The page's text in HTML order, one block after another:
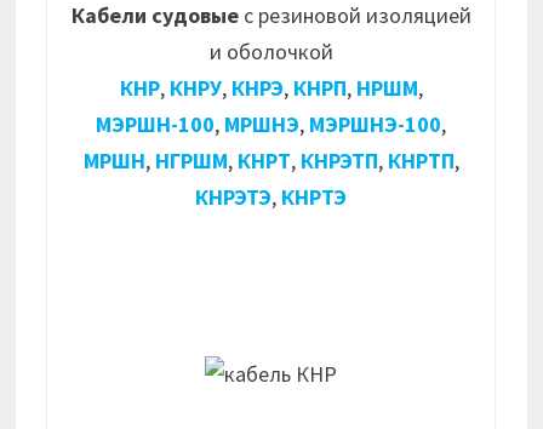
Кабели судовыес резиновой изоляцией
и оболочкой
КНР, КНРУ, КНРЭ, КНРП, НРШМ,
МЭРШН-100, МРШНЭ, МЭРШНЭ-100,
МРШН, НГРШМ, КНРТ, КНРЭТП, КНРТП,
КНРЭТЭ, КНРТЭ